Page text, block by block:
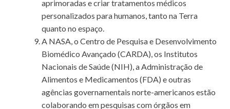
aprimoradas e criar tratamentos médicos
personalizados para humanos, tanto na Terra
quanto no espaço.
A NASA, o Centro de Pesquisa e Desenvolvimento
Biomédico Avançado (CARDA), os Institutos
Nacionais de Saúde (NIH), a Administração de
Alimentos e Medicamentos (FDA) e outras
agências governamentais norte-americanos estão
colaborando em pesquisas com órgãos em